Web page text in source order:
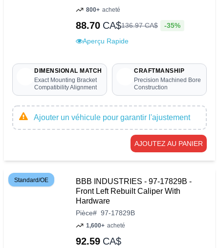
800+ acheté
88.70 CA$136.97CA$ -35%
Aperçu Rapide
DIMENSIONAL MATCH
Exact Mounting Bracket
Compatibility Alignment
CRAFTMANSHIP
Precision Machined Bore
Construction
Ajouter un véhicule pour garantir l'ajustement
AJOUTEZ AU PANIER
Standard/OE
BBB INDUSTRIES - 97-17829B -
Front Left Rebuilt Caliper With
Hardware
Pièce# 97-17829B
1,600+ acheté
92.59 CA$